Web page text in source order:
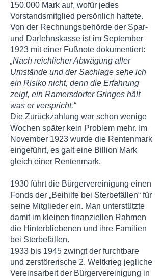
150.000 Mark auf, wofür jedes
Vorstandsmitglied persönlich haftete.
Von der Rechnungsbehörde der Spar-
und Darlehnskasse ist im September
1923 mit einer Fußnote dokumentiert:
„Nach reichlicher Abwägung aller
Umstände und der Sachlage sehe ich
ein Risiko nicht, denn die Erfahrung
zeigt, ein Ramersdorfer Gringes hält
was er verspricht.“
Die Zurückzahlung war schon wenige
Wochen später kein Problem mehr. Im
November 1923 wurde die Rentenmark
eingeführt, es galt eine Billion Mark
gleich einer Rentenmark.
1930 führt die Bürgervereinigung einen
Fonds der „Beihilfe bei Sterbefällen“ für
seine Mitglieder ein. Man unterstützte
damit im kleinen finanziellen Rahmen
die Hinterbliebenen und ihre Familien
bei Sterbefällen.
1933 bis 1945 zwingt der furchtbare
und zerstörerische 2. Weltkrieg jegliche
Vereinsarbeit der Bürgervereinigung in